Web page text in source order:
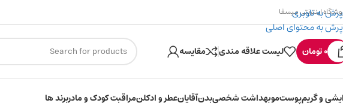
پرش به ناوبری
پرش به محتوای اصلی
ارسال رایگان برای خرید ۳.۵ میلیون به یالا ۳۰۰ میسکوین (۳۰ هزار تومن) هدیه خرید اول
اینترنتی میسفا
0تومان لیست علاقه مندی مقایسه
و گریمپوستموبهداشت شخصیبدنآقایانعطر و ادکلنمراقبت کودک و مادربرند ها